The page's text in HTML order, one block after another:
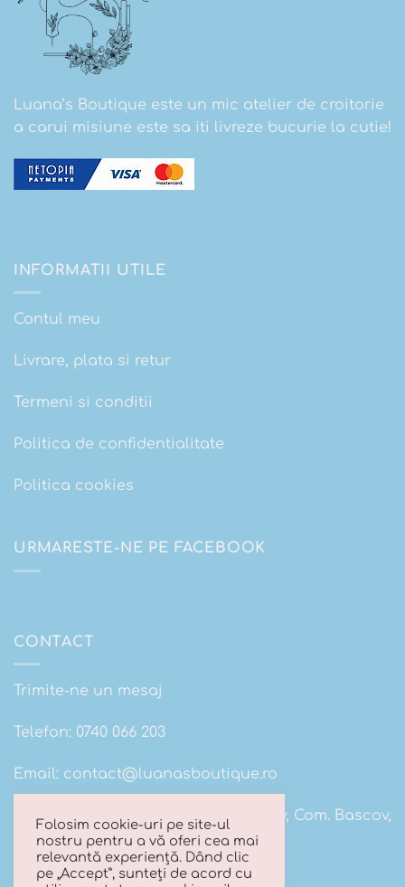
Luana’s Boutique este un mic atelier de croitorie
a carui misiune este sa iti livreze bucurie la cutie!
INFORMATII UTILE
Contul meu
Livrare, plata si retur
Termeni si conditii
Politica de confidentialitate
Politica cookies
URMARESTE-NE PE FACEBOOK
CONTACT
Trimite-ne un mesaj
Telefon: 0740 066 203
Email: contact@luanasboutique.ro
Adresa: Str. Scolii nr 16B, Sat. Bascov, Com. Bascov,
Jud Arges
Folosim cookie-uri pe site-ul
nostru pentru a vă oferi cea mai
relevantă experiență. Dând clic
pe „Accept”, sunteți de acord cu